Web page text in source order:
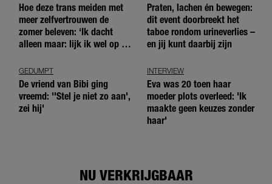
Hoe deze trans meiden met
meer zelfvertrouwen de
zomer beleven: ‘Ik dacht
alleen maar: lijk ik wel op de
Praten, lachen én bewegen:
dit event doorbreekt het
taboe rondom urineverlies –
en jij kunt daarbij zijn
GEDUMPT
De vriend van Bibi ging
vreemd: ''Stel je niet zo aan',
zei hij'
INTERVIEW
Eva was 20 toen haar
moeder plots overleed: 'Ik
maakte geen keuzes zonder
haar'
NU VERKRIJGBAAR